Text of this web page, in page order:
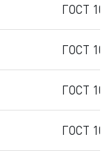
ГОСТ
ГОСТ
ГОСТ
ГОСТ